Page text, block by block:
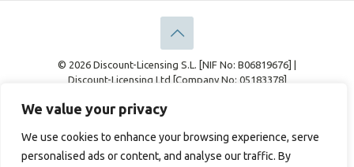
We value your privacy
We use cookies to enhance your browsing experience, serve
personalised ads or content, and analyse our traffic. By
© 2026 Discount-Licensing S.L. [NIF No: B06819676] |
Discount-Licensing Ltd [Company No: 05183378]
Información Legal
Política de cookies